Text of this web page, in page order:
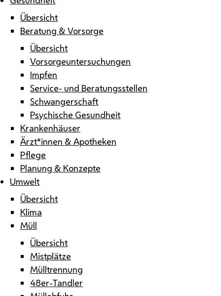
Übersicht
Beratung & Vorsorge
Übersicht
Vorsorgeuntersuchungen
Impfen
Service- und Beratungsstellen
Schwangerschaft
Psychische Gesundheit
Krankenhäuser
Ärzt*innen & Apotheken
Pflege
Planung & Konzepte
Umwelt
Übersicht
Klima
Müll
Übersicht
Mistplätze
Mülltrennung
48er-Tandler